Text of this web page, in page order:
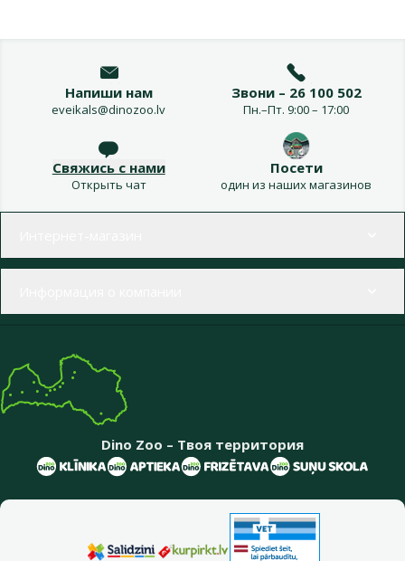
Напиши нам
eveikals@dinozoo.lv
Звони – 26 100 502
Пн.–Пт. 9:00 – 17:00
Свяжись с нами
Открыть чат
Посети
один из наших магазинов
Dino Zoo – Твоя территория